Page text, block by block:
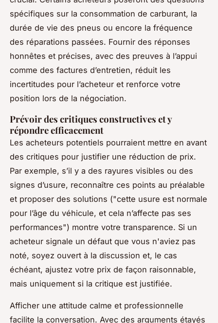
spécifiques sur la consommation de carburant, la
durée de vie des pneus ou encore la fréquence
des réparations passées. Fournir des réponses
honnêtes et précises, avec des preuves à l’appui
comme des factures d’entretien, réduit les
incertitudes pour l’acheteur et renforce votre
position lors de la négociation.
Prévoir des critiques constructives et y
répondre efficacement
Les acheteurs potentiels pourraient mettre en avant
des critiques pour justifier une réduction de prix.
Par exemple, s’il y a des rayures visibles ou des
signes d’usure, reconnaître ces points au préalable
et proposer des solutions ("cette usure est normale
pour l’âge du véhicule, et cela n’affecte pas ses
performances") montre votre transparence. Si un
acheteur signale un défaut que vous n'aviez pas
noté, soyez ouvert à la discussion et, le cas
échéant, ajustez votre prix de façon raisonnable,
mais uniquement si la critique est justifiée.
Afficher une attitude calme et professionnelle
facilite la conversation. Avec des arguments étayés